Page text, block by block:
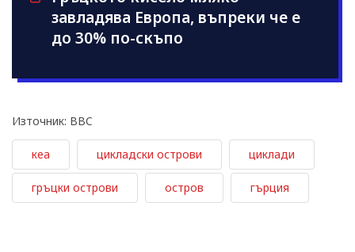
завладява Европа, въпреки че е
до 30% по-скъпо
Източник: BBC
кеа цикладски острови циклади
гръцки острови остров гърция